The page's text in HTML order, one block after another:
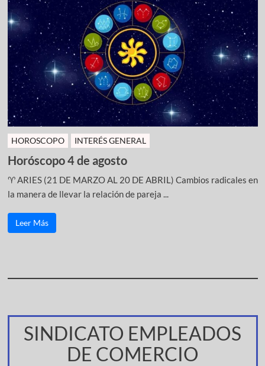
HOROSCOPO INTERÉS GENERAL
Horóscopo 4 de agosto
♈ ARIES (21 DE MARZO AL 20 DE ABRIL) Cambios radicales en
la manera de llevar la relación de pareja ...
Leer Más
SINDICATO EMPLEADOS
DE COMERCIO